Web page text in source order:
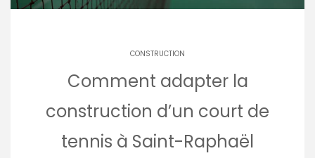
CONSTRUCTION
Comment adapter la
construction d’un court de
tennis à Saint-Raphaël